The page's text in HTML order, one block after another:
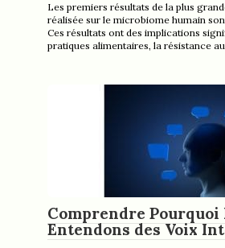
Les premiers résultats de la plus
réalisée sur le microbiome humain
Ces résultats ont des implications
pratiques alimentaires, la résistance
Comprendre Pourquoi
Entendons des Voix